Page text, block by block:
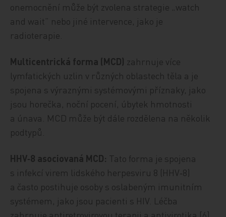
onemocnění může být zvolena strategie „watch
and wait” nebo jiné intervence, jako je
radioterapie.
Multicentrická forma (MCD) zahrnuje více
lymfatických uzlin v různých oblastech těla a je
spojena s výraznými systémovými příznaky, jako
jsou horečka, noční pocení, úbytek hmotnosti
a únava. MCD může být dále rozdělena na několik
podtypů.
HHV‑8 asociovaná MCD: Tato forma je spojena
s infekcí virem lidského herpesviru 8 (HHV‑8)
a často postihuje osoby s oslabeným imunitním
systémem, jako jsou pacienti s HIV. Léčba
zahrnuje antiretrovirovou terapii a antivirotika [6].